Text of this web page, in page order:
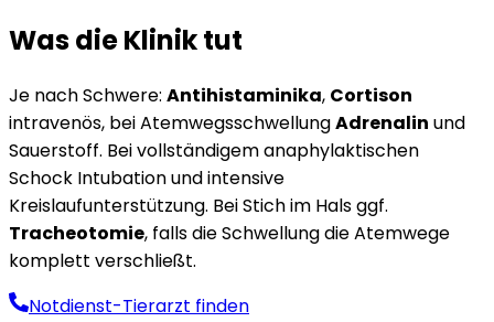
Was die Klinik tut
Je nach Schwere: Antihistaminika, Cortison
intravenös, bei AtemwegsschwellungAdrenalin und
Sauerstoff. Bei vollständigem anaphylaktischen
Schock Intubation und intensive
Kreislaufunterstützung. Bei Stich im Hals ggf.
Tracheotomie, falls die Schwellung die Atemwege
komplett verschließt.
Notdienst-Tierarzt finden